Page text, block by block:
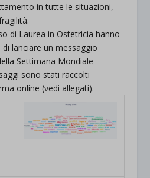
in tutte le situazioni,
di Laurea in Ostetricia hanno
lanciare un messaggio
Settimana Mondiale
sono stati raccolti
online (vedi allegati).